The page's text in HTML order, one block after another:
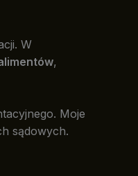
W
,
Moje
sądowych.